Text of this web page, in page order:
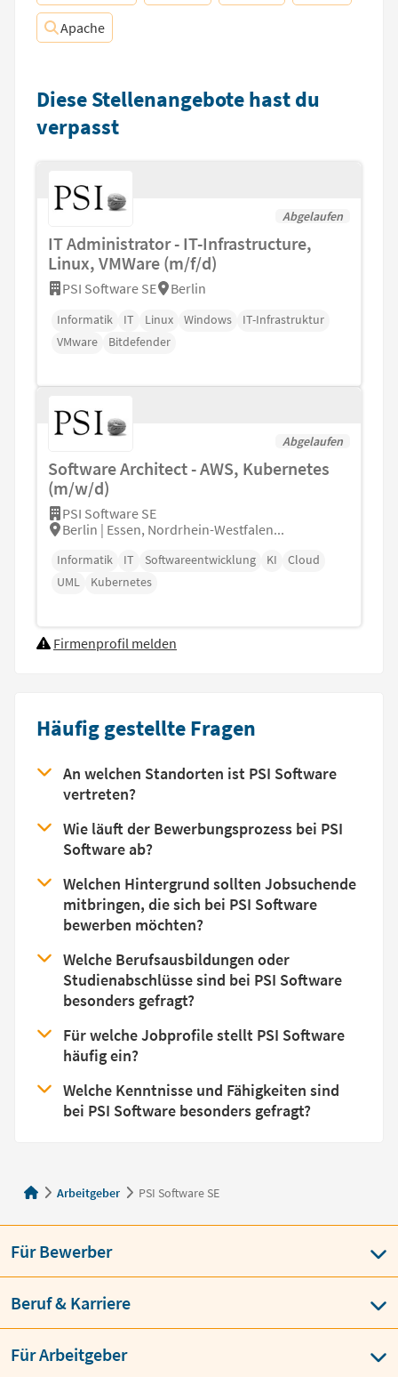
Apache
Diese Stellenangebote hast du
verpasst
Abgelaufen
IT Administrator - IT-Infrastructure,
Linux, VMWare (m/f/d)
PSI Software SE Berlin
Informatik IT Linux Windows
IT-Infrastruktur
VMware
Bitdefender
Abgelaufen
Software Architect - AWS, Kubernetes
(m/w/d)
PSI Software SE
Berlin | Essen, Nordrhein-Westfalen...
Informatik IT Softwareentwicklung KI
Cloud
UML
Kubernetes
Firmenprofil melden
Häufig gestellte Fragen
An welchen Standorten ist PSI Software
vertreten?
Wie läuft der Bewerbungsprozess bei PSI
Software ab?
Welchen Hintergrund sollten Jobsuchende
mitbringen, die sich bei PSI Software
bewerben möchten?
Welche Berufsausbildungen oder
Studienabschlüsse sind bei PSI Software
besonders gefragt?
Für welche Jobprofile stellt PSI Software
häufig ein?
Welche Kenntnisse und Fähigkeiten sind
bei PSI Software besonders gefragt?
Arbeitgeber PSI Software SE
Für Bewerber
Beruf & Karriere
Für Arbeitgeber